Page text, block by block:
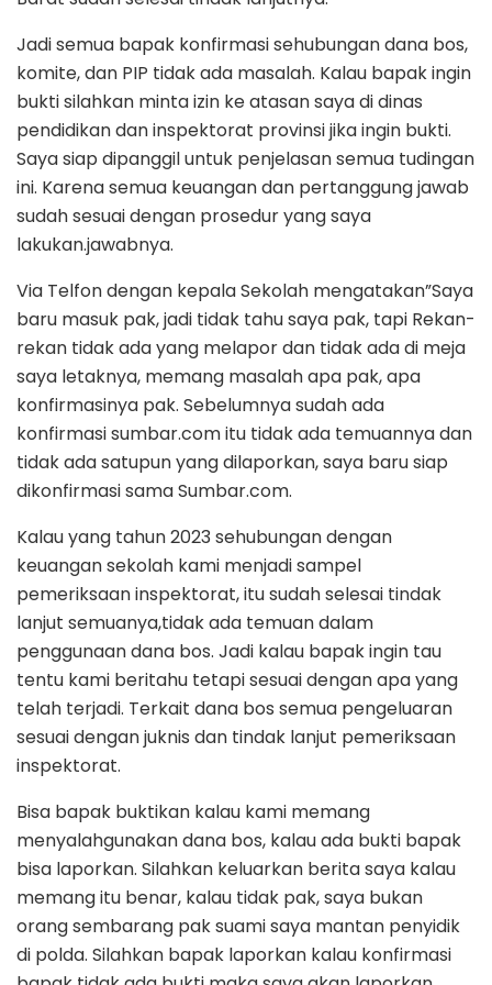
Jadi semua bapak konfirmasi sehubungan dana bos,
komite, dan PIP tidak ada masalah. Kalau bapak ingin
bukti silahkan minta izin ke atasan saya di dinas
pendidikan dan inspektorat provinsi jika ingin bukti.
Saya siap dipanggil untuk penjelasan semua tudingan
ini. Karena semua keuangan dan pertanggung jawab
sudah sesuai dengan prosedur yang saya
lakukan.jawabnya.
Via Telfon dengan kepala Sekolah mengatakan”Saya
baru masuk pak, jadi tidak tahu saya pak, tapi Rekan-
rekan tidak ada yang melapor dan tidak ada di meja
saya letaknya, memang masalah apa pak, apa
konfirmasinya pak. Sebelumnya sudah ada
konfirmasi sumbar.com itu tidak ada temuannya dan
tidak ada satupun yang dilaporkan, saya baru siap
dikonfirmasi sama Sumbar.com.
Kalau yang tahun 2023 sehubungan dengan
keuangan sekolah kami menjadi sampel
pemeriksaan inspektorat, itu sudah selesai tindak
lanjut semuanya,tidak ada temuan dalam
penggunaan dana bos. Jadi kalau bapak ingin tau
tentu kami beritahu tetapi sesuai dengan apa yang
telah terjadi. Terkait dana bos semua pengeluaran
sesuai dengan juknis dan tindak lanjut pemeriksaan
inspektorat.
Bisa bapak buktikan kalau kami memang
menyalahgunakan dana bos, kalau ada bukti bapak
bisa laporkan. Silahkan keluarkan berita saya kalau
memang itu benar, kalau tidak pak, saya bukan
orang sembarang pak suami saya mantan penyidik
di polda. Silahkan bapak laporkan kalau konfirmasi